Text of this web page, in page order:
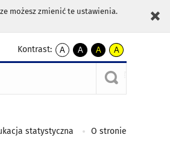
możesz zmienić te ustawienia.
Kontrast:
A
kontrast
A
kontrast
czarnym
A
kontrast
żółty
tekst
czarnym
A
kontrast
czarny
tekst
żółtym
statystyczna O stronie